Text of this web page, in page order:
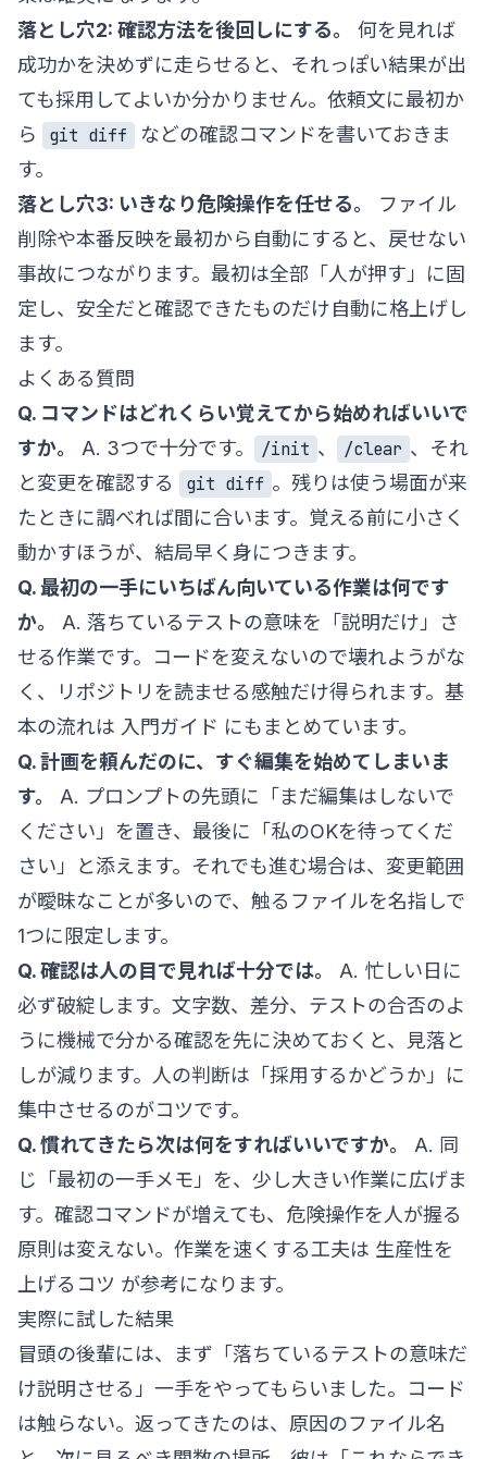
落とし穴2: 確認方法を後回しにする。
何を見れば
成功かを決めずに走らせると、それっぽい結果が出
ても採用してよいか分かりません。依頼文に最初か
ら
git diff
などの確認コマンドを書いておきま
す。
落とし穴3: いきなり危険操作を任せる。
ファイル
削除や本番反映を最初から自動にすると、戻せない
事故につながります。最初は全部「人が押す」に固
定し、安全だと確認できたものだけ自動に格上げし
ます。
よくある質問
Q. コマンドはどれくらい覚えてから始めればいいで
すか。
A. 3つで十分です。 /init 、 /clear 、それ
と変更を確認する
git diff 。残りは使う場面が来
たときに調べれば間に合います。覚える前に小さく
動かすほうが、結局早く身につきます。
Q. 最初の一手にいちばん向いている作業は何です
か。
A. 落ちているテストの意味を「説明だけ」さ
せる作業です。コードを変えないので壊れようがな
く、リポジトリを読ませる感触だけ得られます。基
本の流れは 入門ガイド にもまとめています。
Q. 計画を頼んだのに、すぐ編集を始めてしまいま
す。
A. プロンプトの先頭に「まだ編集はしないで
ください」を置き、最後に「私のOKを待ってくだ
さい」と添えます。それでも進む場合は、変更範囲
が曖昧なことが多いので、触るファイルを名指しで
1つに限定します。
Q. 確認は人の目で見れば十分では。
A. 忙しい日に
必ず破綻します。文字数、差分、テストの合否のよ
うに機械で分かる確認を先に決めておくと、見落と
しが減ります。人の判断は「採用するかどうか」に
集中させるのがコツです。
Q. 慣れてきたら次は何をすればいいですか。
A. 同
じ「最初の一手メモ」を、少し大きい作業に広げま
す。確認コマンドが増えても、危険操作を人が握る
原則は変えない。作業を速くする工夫は 生産性を
上げるコツ が参考になります。
実際に試した結果
冒頭の後輩には、まず「落ちているテストの意味だ
け説明させる」一手をやってもらいました。コード
は触らない。返ってきたのは、原因のファイル名